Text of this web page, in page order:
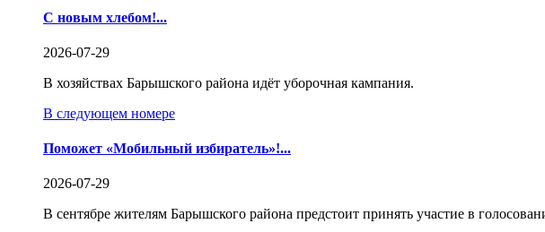
С новым хлебом!...
2026-07-29
В хозяйствах Барышского района идёт уборочная кампания.
В следующем номере
Поможет «Мобильный избиратель»!...
2026-07-29
В сентябре жителям Барышского района предстоит принять участие в